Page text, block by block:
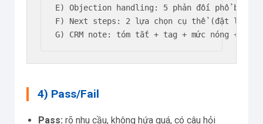
E) Objection handling: 5 phản đối phổ
F) Next steps: 2 lựa chọn cụ thể (đặt lịch
G) CRM note: tóm tắt + tag + mức nóng +
4) Pass/Fail
Pass: rõ nhu cầu, không hứa quá, có câu hỏi